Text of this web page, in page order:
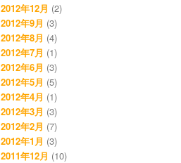
2012年12月 (2)
2012年9月 (3)
2012年8月 (4)
2012年7月 (1)
2012年6月 (3)
2012年5月 (5)
2012年4月 (1)
2012年3月 (3)
2012年2月 (7)
2012年1月 (3)
2011年12月 (10)